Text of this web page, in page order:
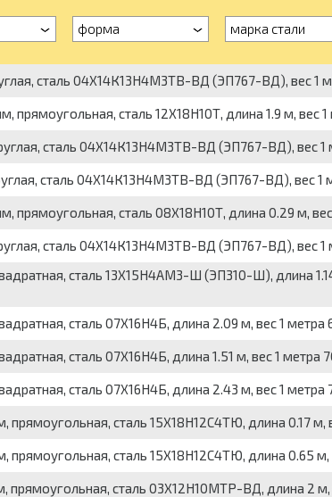
форма марка стали
сталь 04Х14К13Н4М3ТВ-ВД (ЭП767-ВД), вес 1
сталь 12Х18Н10Т, длина 1.9 м, вес 1
сталь 04Х14К13Н4М3ТВ-ВД (ЭП767-ВД), вес 1
сталь 04Х14К13Н4М3ТВ-ВД (ЭП767-ВД), вес 1
сталь 08Х18Н10Т, длина 0.29 м, вес
сталь 04Х14К13Н4М3ТВ-ВД (ЭП767-ВД), вес 1
сталь 13Х15Н4АМ3-Ш (ЭП310-Ш), длина 1.14
сталь 07Х16Н4Б, длина 2.09 м, вес 1 метра
сталь 07Х16Н4Б, длина 1.51 м, вес 1 метра
сталь 07Х16Н4Б, длина 2.43 м, вес 1 метра
сталь 15Х18Н12С4ТЮ, длина 0.17 м,
сталь 15Х18Н12С4ТЮ, длина 0.65 м,
сталь 03Х12Н10МТР-ВД, длина 2 м,